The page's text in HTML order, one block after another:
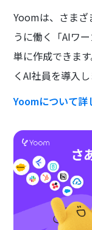
Yoomは、さまざ
うに働く「AIワ
単に作成できま
くAI社員を導入し
Yoomについて詳